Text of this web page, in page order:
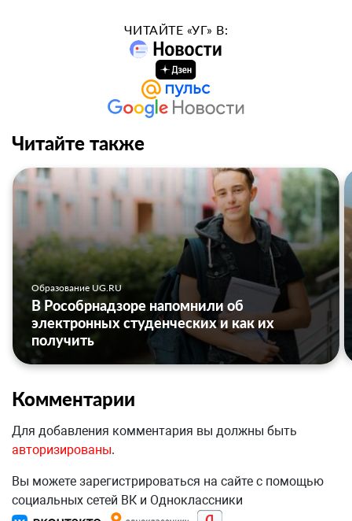
ЧИТАЙТЕ «УГ» В:
Читайте также
Образование UG.RU
В Рособрнадзоре напомнили об
электронных студенческих и как их
получить
Комментарии
Для добавления комментария вы должны быть
авторизированы.
Вы можете зарегистрироваться на сайте с помощью
социальных сетей ВК и Одноклассники